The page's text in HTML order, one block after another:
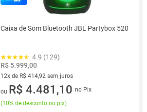
Caixa de Som Bluetooth JBL Partybox 520
4.9 (129)
R$ 5.999,00
12x de R$ 414,92 sem juros
12 vez de R$ 414,92 sem juros
ou R$ 4.481,10 no Pix
(10% de desconto no pix)